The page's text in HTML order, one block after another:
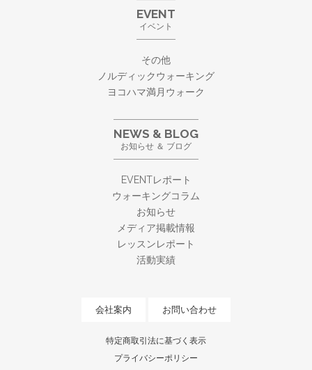
EVENT
イベント
その他
ノルディックウォーキング
ヨコハマ満月ウォーク
NEWS & BLOG
お知らせ ＆ ブログ
EVENTレポート
ウォーキングコラム
お知らせ
メディア掲載情報
レッスンレポート
活動実績
会社案内 お問い合わせ
特定商取引法に基づく表示
プライバシーポリシー